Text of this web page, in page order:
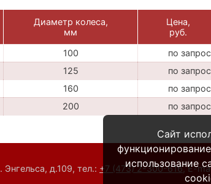
Диаметр колеса,
мм
Цена,
руб.
100
по
125
по
160
по
200 по
д.109, тел.: +7 (473) 2-300-616,E-
Сайт
использование